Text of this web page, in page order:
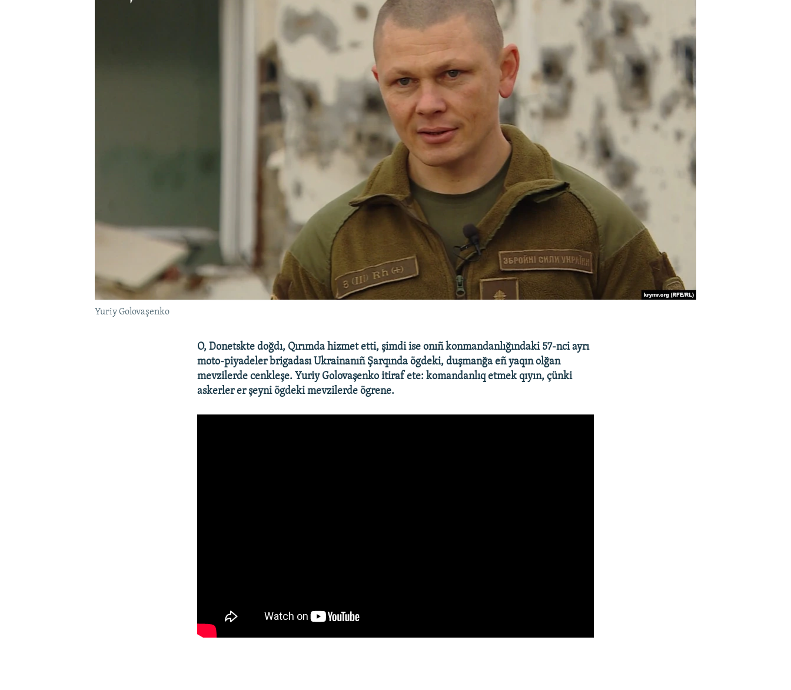
Yuriy Golovaşenko
O, Donetskte doğdı, Qırımda hizmet etti, şimdi ise onıñ konmandanlığındaki 57-nci ayrı
moto-piyadeler brigadası Ukrainanıñ Şarqında ögdeki, duşmanğa eñ yaqın olğan
mevzilerde cenkleşe. Yuriy Golovaşenko itiraf ete: komandanlıq etmek qıyın, çünki
askerler er şeyni ögdeki mevzilerde ögrene.